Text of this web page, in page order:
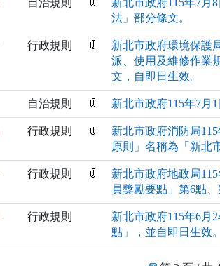
自治規則
新北市政府115年7月
法」部分條文。
行政規則
新北市政府環境保護
派、使用及維修作業
文，自即日生效。
自治規則 新北市政府115年7月
行政規則
新北市政府消防局
原則」名稱為「新北
行政規則
新北市政府地政局
員獎勵要點」第6點
行政規則
新北市政府115年6月
點」，並自即日生效。